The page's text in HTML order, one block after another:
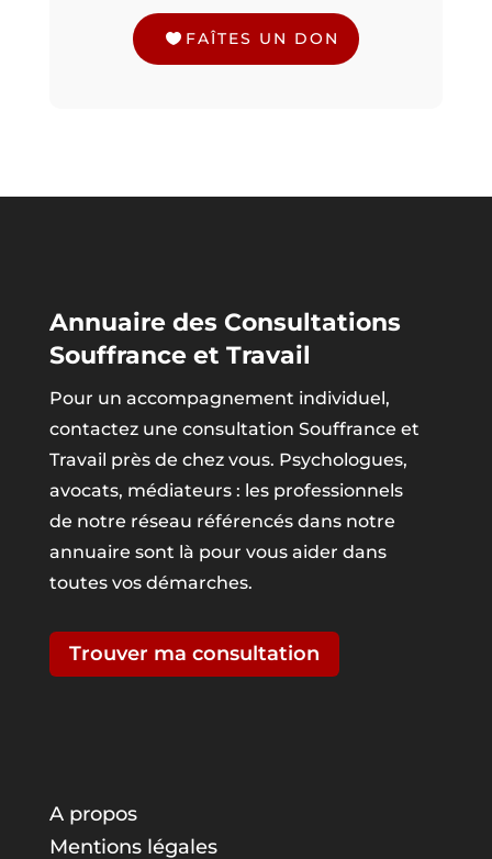
FAÎTES UN DON
Annuaire des Consultations
Souffrance et Travail
Pour un accompagnement individuel,
contactez une consultation Souffrance et
Travail près de chez vous. Psychologues,
avocats, médiateurs : les professionnels
de notre réseau référencés dans notre
annuaire sont là pour vous aider dans
toutes vos démarches.
Trouver ma consultation
A propos
Mentions légales